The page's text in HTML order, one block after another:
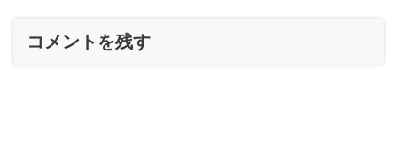
コメントを残す